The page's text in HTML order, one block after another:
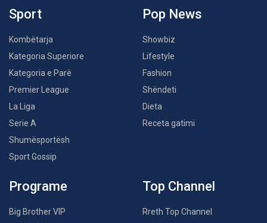
Sport
Kombëtarja
Kategoria Superiore
Kategoria e Parë
Premier League
La Liga
Serie A
Shumësportësh
Sport Gossip
Pop News
Showbiz
Lifestyle
Fashion
Shëndeti
Dieta
Receta gatimi
Programe
Big Brother VIP
Top Channel
Rreth Top Channel